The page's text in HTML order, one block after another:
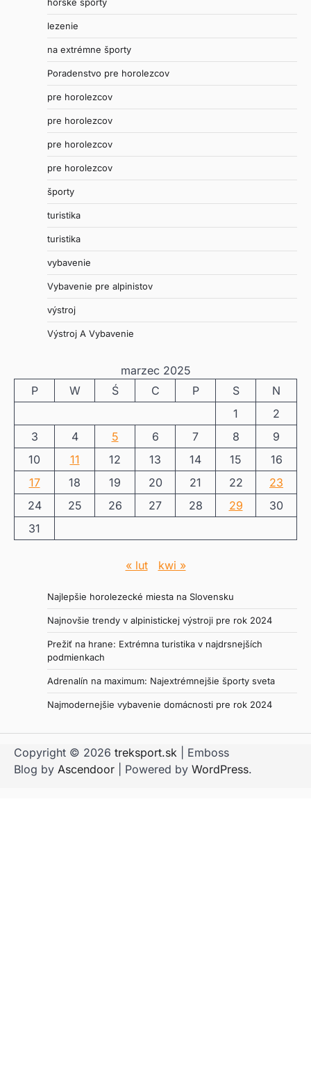
lezenie
na extrémne športy
Poradenstvo pre horolezcov
pre horolezcov
pre horolezcov
pre horolezcov
pre horolezcov
športy
turistika
turistika
vybavenie
Vybavenie pre alpinistov
výstroj
Výstroj A Vybavenie
marzec 2025
P
W Ś C P S
N
1
2
3
4 5 6 7 8
9
10
11 12 13 14 15
16
17
18 19 20 21 22
23
24
25 26 27 28 29
30
31
« lut kwi »
Najlepšie horolezecké miesta na Slovensku
Najnovšie trendy v alpinistickej výstroji pre rok 2024
Prežiť na hrane: Extrémna turistika v najdrsnejších
podmienkach
Adrenalín na maximum: Najextrémnejšie športy sveta
Najmodernejšie vybavenie domácnosti pre rok 2024
Copyright © 2026 treksport.sk | Emboss
Blog by Ascendoor | Powered by WordPress.